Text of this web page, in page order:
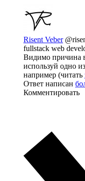
Risent Veber
fullstack web
Видимо причина
используй одно
например (читать
Ответ написан
Комментировать